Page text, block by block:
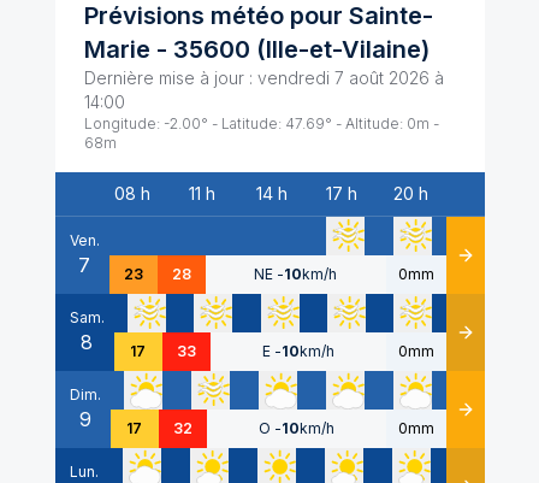
Prévisions météo pour Sainte-
Marie - 35600 (Ille-et-Vilaine)
Dernière mise à jour : vendredi 7 août 2026 à
14:00
Longitude: -2.00° - Latitude: 47.69° - Altitude: 0m -
68m
Date
08 h 11 h 14 h 17 h 20 h
Ven.
7 23 28 NE -10km/h 0mm Détails
Sam.
8 17 33 E -10km/h 0mm Détails
Dim.
9 17 32 O -10km/h 0mm Détails
Lun.